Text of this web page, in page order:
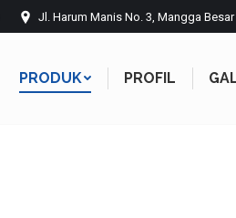
Jl. Harum Manis No. 3, Mangga
PRODUK PROFIL
PRODUK PROFIL